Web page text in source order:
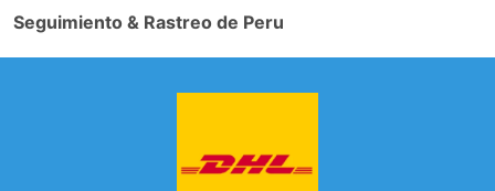
Seguimiento & Rastreo de Peru